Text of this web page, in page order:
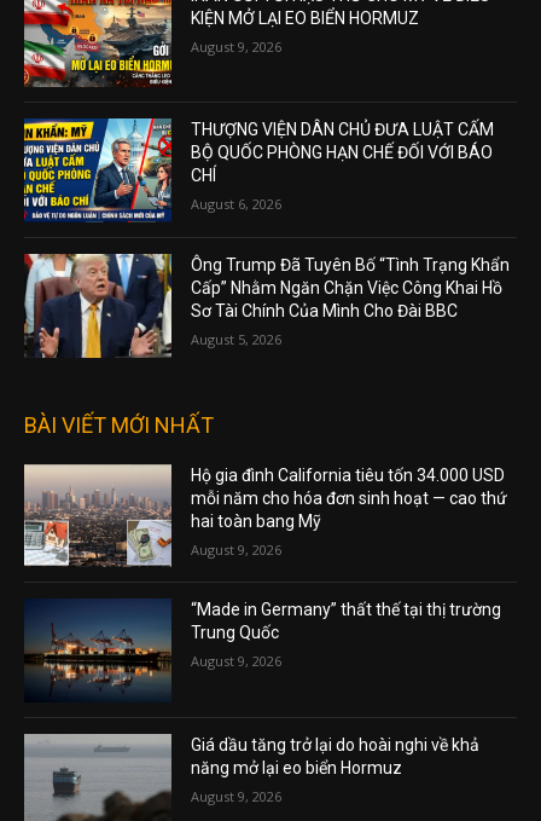
KIỆN MỞ LẠI EO BIỂN HORMUZ
August 9, 2026
THƯỢNG VIỆN DÂN CHỦ ĐƯA LUẬT CẤM
BỘ QUỐC PHÒNG HẠN CHẾ ĐỐI VỚI BÁO
CHÍ
August 6, 2026
Ông Trump Đã Tuyên Bố “Tình Trạng Khẩn
Cấp” Nhằm Ngăn Chặn Việc Công Khai Hồ
Sơ Tài Chính Của Mình Cho Đài BBC
August 5, 2026
BÀI VIẾT MỚI NHẤT
Hộ gia đình California tiêu tốn 34.000 USD
mỗi năm cho hóa đơn sinh hoạt — cao thứ
hai toàn bang Mỹ
August 9, 2026
“Made in Germany” thất thế tại thị trường
Trung Quốc
August 9, 2026
Giá dầu tăng trở lại do hoài nghi về khả
năng mở lại eo biển Hormuz
August 9, 2026